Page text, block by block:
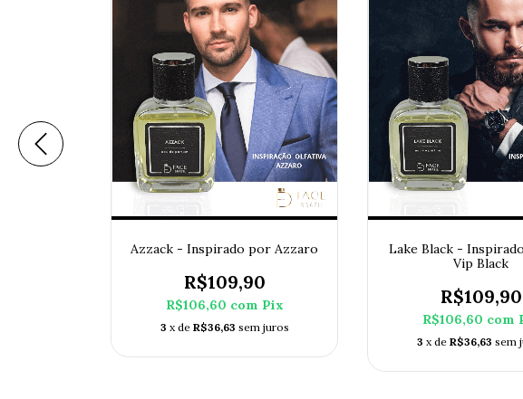
Azzack - Inspirado por Azzaro
R$109,90
R$106,60 com Pix
3 x de R$36,63 sem juros
Lake Black -
Vip Black
R$109,90
R$106,60 com
3 x de R$36,63 sem